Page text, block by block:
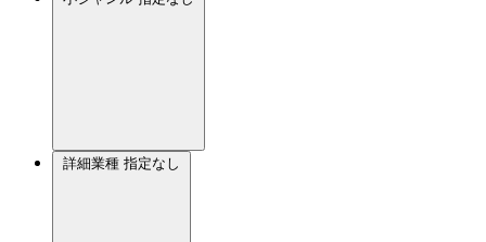
詳細業種 指定なし